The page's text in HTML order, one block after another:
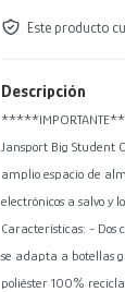
Este producto
Descripción
Jansport Big Student
amplio espacio de
electrónicos a salvo y
Características: -
se adapta a botellas
poliéster 100%